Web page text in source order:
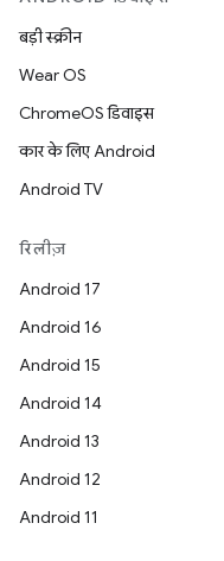
बड़ी स्क्रीन
Wear OS
ChromeOS डिवाइस
कार के लिए Android
Android TV
रिलीज़
Android 17
Android 16
Android 15
Android 14
Android 13
Android 12
Android 11